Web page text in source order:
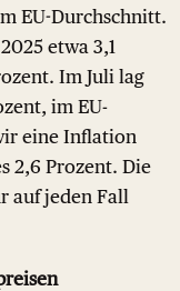
EU-Durchschnitt.
etwa 3,1
Im Juli lag
im EU-
eine Inflation
2,6 Prozent. Die
auf jeden Fall